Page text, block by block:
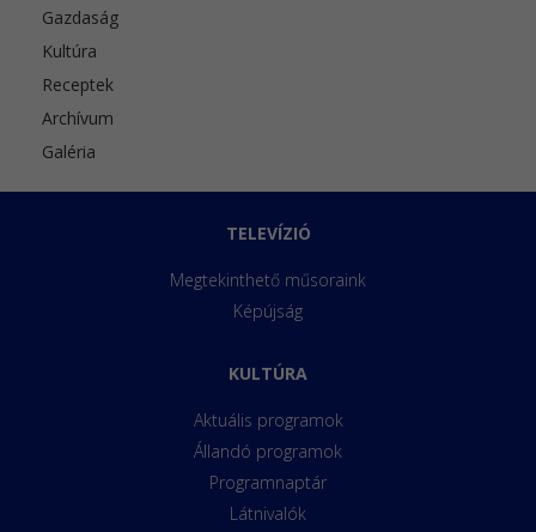
Gazdaság
Kultúra
Receptek
Archívum
Galéria
TELEVÍZIÓ
Megtekinthető műsoraink
Képújság
KULTÚRA
Aktuális programok
Állandó programok
Programnaptár
Látnivalók